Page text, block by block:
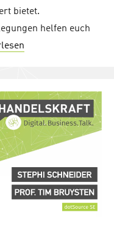
bietet.
helfen euch